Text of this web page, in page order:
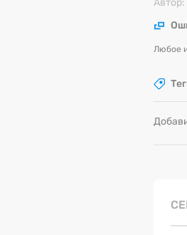
Автор:
Любое